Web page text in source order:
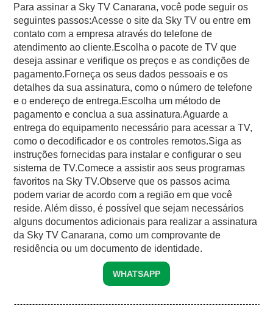
Para assinar a Sky TV Canarana, você pode seguir os
seguintes passos:Acesse o site da Sky TV ou entre em
contato com a empresa através do telefone de
atendimento ao cliente.Escolha o pacote de TV que
deseja assinar e verifique os preços e as condições de
pagamento.Forneça os seus dados pessoais e os
detalhes da sua assinatura, como o número de telefone
e o endereço de entrega.Escolha um método de
pagamento e conclua a sua assinatura.Aguarde a
entrega do equipamento necessário para acessar a TV,
como o decodificador e os controles remotos.Siga as
instruções fornecidas para instalar e configurar o seu
sistema de TV.Comece a assistir aos seus programas
favoritos na Sky TV.Observe que os passos acima
podem variar de acordo com a região em que você
reside. Além disso, é possível que sejam necessários
alguns documentos adicionais para realizar a assinatura
da Sky TV Canarana, como um comprovante de
residência ou um documento de identidade.
WHATSAPP